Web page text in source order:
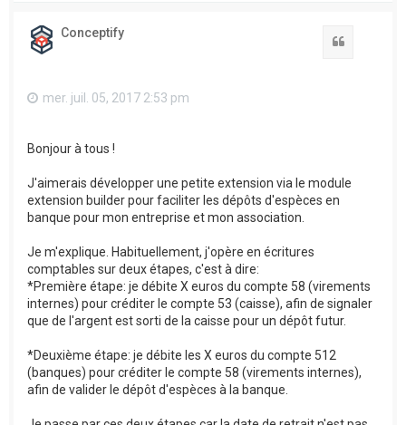
Conceptify
mer. juil. 05, 2017 2:53 pm
Bonjour à tous !
J'aimerais développer une petite extension via le module
extension builder pour faciliter les dépôts d'espèces en
banque pour mon entreprise et mon association.
Je m'explique. Habituellement, j'opère en écritures
comptables sur deux étapes, c'est à dire:
*Première étape: je débite X euros du compte 58 (virements
internes) pour créditer le compte 53 (caisse), afin de signaler
que de l'argent est sorti de la caisse pour un dépôt futur.
*Deuxième étape: je débite les X euros du compte 512
(banques) pour créditer le compte 58 (virements internes),
afin de valider le dépôt d'espèces à la banque.